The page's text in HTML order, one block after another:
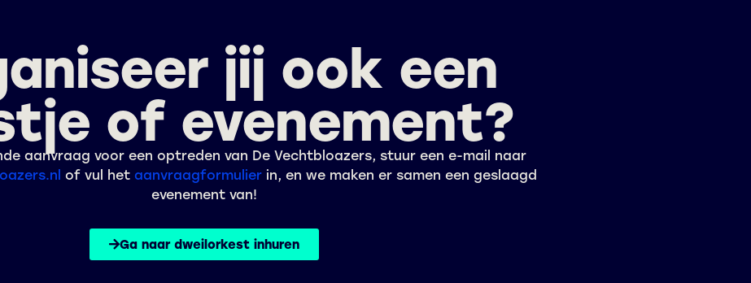
jij ook een
of evenement?
aanvraag voor een optreden van De Vechtbloazers, stuur een e-mail naar
of vul het aanvraagformulier in, en we maken er samen een geslaagd
evenement van!
Ga naar dweilorkest inhuren